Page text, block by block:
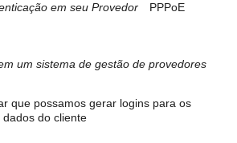
em seu Provedor PPPoE
um sistema de gestão de provedores
que possamos gerar logins para os
do cliente